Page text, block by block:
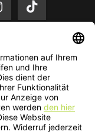
zzgl. Versandkosten.
der Vorrat reicht.
- All Rights Reserved.​